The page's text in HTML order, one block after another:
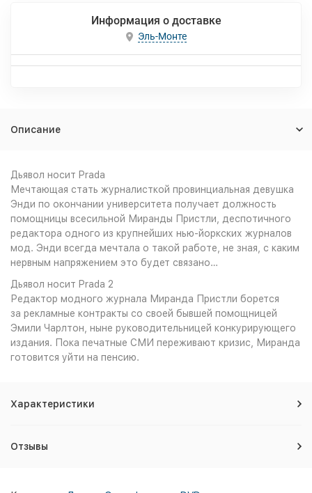
Информация о доставке
Эль-Монте
Описание
Дьявол носит Prada
Мечтающая стать журналисткой провинциальная девушка
Энди по окончании университета получает должность
помощницы всесильной Миранды Пристли, деспотичного
редактора одного из крупнейших нью-йоркских журналов
мод. Энди всегда мечтала о такой работе, не зная, с каким
нервным напряжением это будет связано…
Дьявол носит Prada 2
Редактор модного журнала Миранда Пристли борется
за рекламные контракты со своей бывшей помощницей
Эмили Чарлтон, ныне руководительницей конкурирующего
издания. Пока печатные СМИ переживают кризис, Миранда
готовится уйти на пенсию.
Характеристики
Отзывы